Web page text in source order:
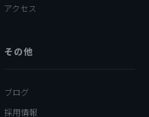
アクセス
その他
ブログ
採用情報